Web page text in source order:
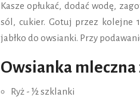
Kasze opłukać, dodać wodę,
sól, cukier. Gotuj przez kolejne
jabłko do owsianki. Przy
Owsianka
Ryż - ½ szklanki